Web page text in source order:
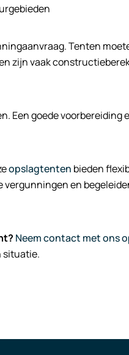
Tenten
zijn vaak
Een goede
opslagtenten bieden
en
Neem contact met ons
situatie.